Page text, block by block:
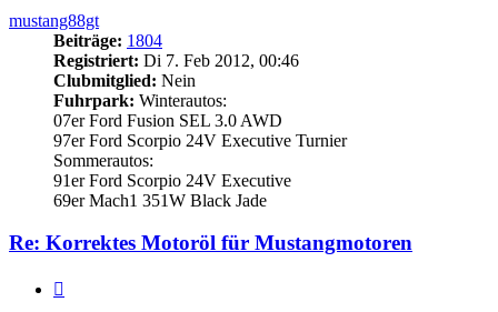
mustang88gt
Beiträge: 1804
Registriert: Di 7. Feb 2012, 00:46
Clubmitglied: Nein
Fuhrpark: Winterautos:
07er Ford Fusion SEL 3.0 AWD
97er Ford Scorpio 24V Executive Turnier
Sommerautos:
91er Ford Scorpio 24V Executive
69er Mach1 351W Black Jade
Re: Korrektes Motoröl für Mustangmotoren